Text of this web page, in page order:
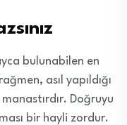
bulunabilen en
asıl yapıldığı
Doğruyu
bir hayli zordur.